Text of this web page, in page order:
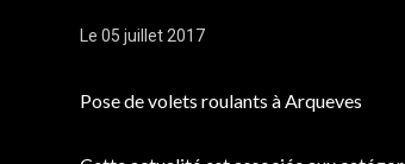
Le 05 juillet 2017
Pose de volets roulants à Arqueves